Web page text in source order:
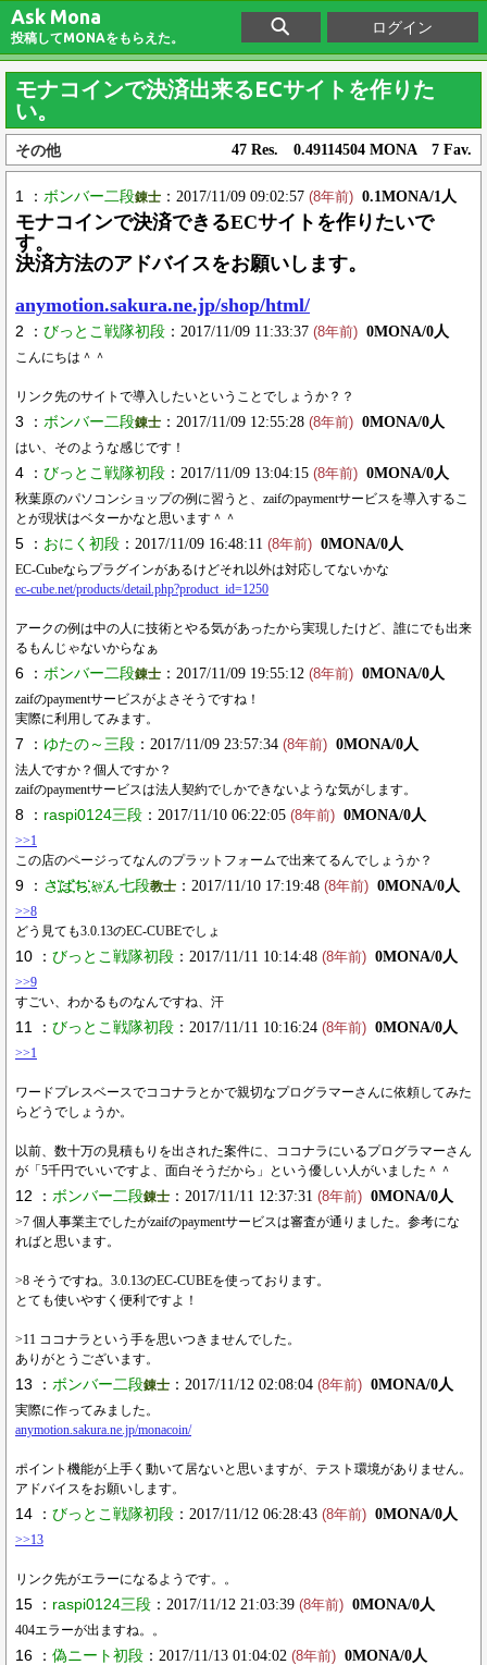
Ask Mona
投稿してMONAをもらえた。
ログイン
モナコインで決済出来るECサイトを作りた
い。
その他 47 Res. 0.49114504 MONA 7 Fav.
1 ： ボンバー二段錬士 ：2017/11/09 09:02:57 (8年前) 0.1MONA/1人
モナコインで決済できるECサイトを作りたいで
す。
決済方法のアドバイスをお願いします。
anymotion.sakura.ne.jp/shop/html/
2 ： びっとこ戦隊初段 ：2017/11/09 11:33:37 (8年前) 0MONA/0人
こんにちは＾＾
リンク先のサイトで導入したいということでしょうか？？
3 ： ボンバー二段錬士 ：2017/11/09 12:55:28 (8年前) 0MONA/0人
はい、そのような感じです！
4 ： びっとこ戦隊初段 ：2017/11/09 13:04:15 (8年前) 0MONA/0人
秋葉原のパソコンショップの例に習うと、zaifのpaymentサービスを導入するこ
とが現状はベターかなと思います＾＾
5 ： おにく初段 ：2017/11/09 16:48:11 (8年前) 0MONA/0人
EC-Cubeならプラグインがあるけどそれ以外は対応してないかな
ec-cube.net/products/detail.php?product_id=1250
アークの例は中の人に技術とやる気があったから実現したけど、誰にでも出来
るもんじゃないからなぁ
6 ： ボンバー二段錬士 ：2017/11/09 19:55:12 (8年前) 0MONA/0人
zaifのpaymentサービスがよさそうですね！
実際に利用してみます。
7 ： ゆたの～三段 ：2017/11/09 23:57:34 (8年前) 0MONA/0人
法人ですか？個人ですか？
zaifのpaymentサービスは法人契約でしかできないような気がします。
8 ： raspi0124三段 ：2017/11/10 06:22:05 (8年前) 0MONA/0人
>>1
この店のページってなんのプラットフォームで出来てるんでしょうか？
9 ： さ҉҉ば҉҉ち҉҉ゃ҉ん七段教士 ：2017/11/10 17:19:48 (8年前) 0MONA/0人
>>8
どう見ても3.0.13のEC-CUBEでしょ
10 ： びっとこ戦隊初段 ：2017/11/11 10:14:48 (8年前) 0MONA/0人
>>9
すごい、わかるものなんですね、汗
11 ： びっとこ戦隊初段 ：2017/11/11 10:16:24 (8年前) 0MONA/0人
>>1
ワードプレスベースでココナラとかで親切なプログラマーさんに依頼してみた
らどうでしょうか。
以前、数十万の見積もりを出された案件に、ココナラにいるプログラマーさん
が「5千円でいいですよ、面白そうだから」という優しい人がいました＾＾
12 ： ボンバー二段錬士 ：2017/11/11 12:37:31 (8年前) 0MONA/0人
>7 個人事業主でしたがzaifのpaymentサービスは審査が通りました。参考にな
ればと思います。
>8 そうですね。3.0.13のEC-CUBEを使っております。
とても使いやすく便利ですよ！
>11 ココナラという手を思いつきませんでした。
ありがとうございます。
13 ： ボンバー二段錬士 ：2017/11/12 02:08:04 (8年前) 0MONA/0人
実際に作ってみました。
anymotion.sakura.ne.jp/monacoin/
ポイント機能が上手く動いて居ないと思いますが、テスト環境がありません。
アドバイスをお願いします。
14 ： びっとこ戦隊初段 ：2017/11/12 06:28:43 (8年前) 0MONA/0人
>>13
リンク先がエラーになるようです。。
15 ： raspi0124三段 ：2017/11/12 21:03:39 (8年前) 0MONA/0人
404エラーが出ますね。。
16 ： 偽ニート初段 ：2017/11/13 01:04:02 (8年前) 0MONA/0人